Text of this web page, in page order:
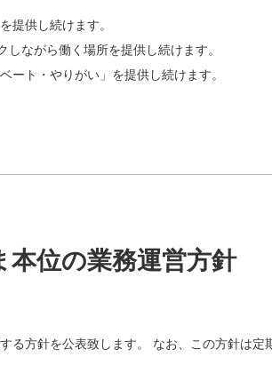
提供し続けます。
ながら働く場所を提供し続けます。
ート・やりがい」を提供し続けます。
本位の業務運営方針
方針を公表致します。 なお、この方針は定